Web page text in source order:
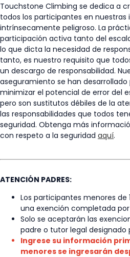
Touchstone Climbing se dedica a
todos los participantes en nuestras
intrínsecamente peligroso. La
participación activa tanto del
lo que dicta la necesidad de
tanto, es nuestro requisito que
un descargo de responsabilidad.
aseguramiento se han
minimizar el potencial de error del
pero son sustitutos débiles de la
las responsabilidades que todos
seguridad. Obtenga más
con respeto a la seguridad aquí.
ATENCIÓN PADRES:
Los participantes menores de
una exención completada
Solo se aceptarán las
padre o tutor legal designado
Ingrese su información
menores se ingresarán